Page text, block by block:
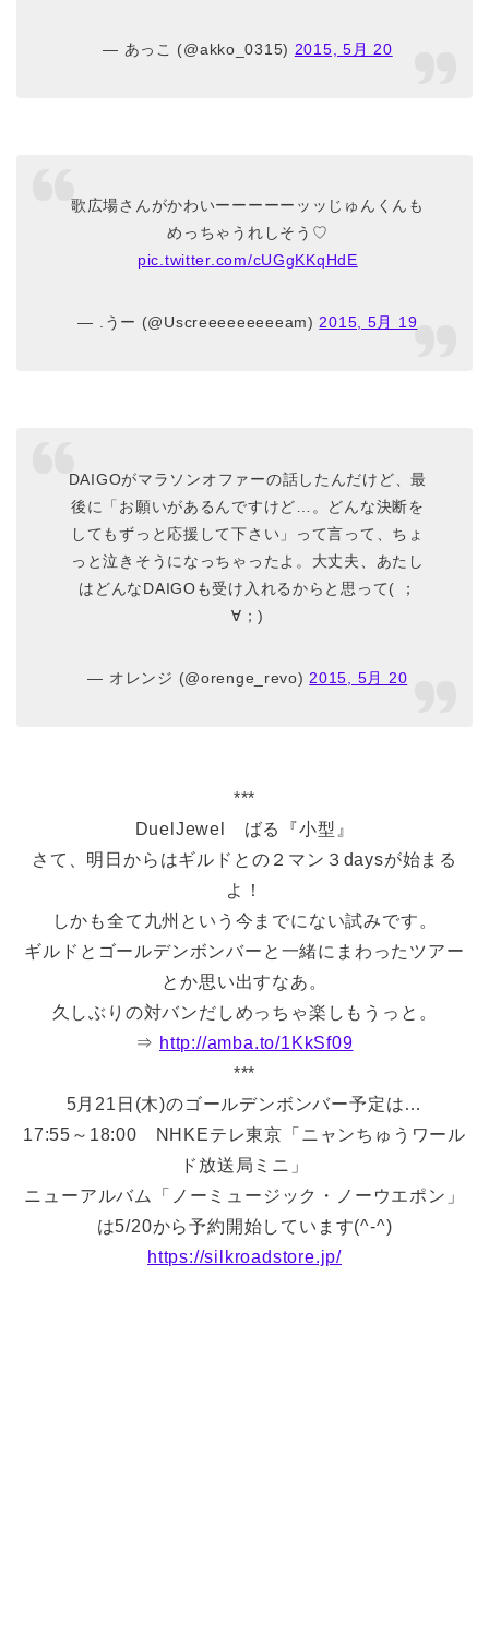
— あっこ (@akko_0315) 2015, 5月 20
歌広場さんがかわいーーーーーッッじゅんくんも
めっちゃうれしそう♡
pic.twitter.com/cUGgKKqHdE
— .うー (@Uscreeeeeeeeeam)2015, 5月 19
DAIGOがマラソンオファーの話したんだけど、最
後に「お願いがあるんですけど…。どんな決断を
してもずっと応援して下さい」って言って、ちょ
っと泣きそうになっちゃったよ。大丈夫、あたし
はどんなDAIGOも受け入れるからと思って( ；
∀；)
— オレンジ (@orenge_revo) 2015, 5月 20
***
DuelJewel ばる『小型』
さて、明日からはギルドとの２マン３daysが始まる
よ！
しかも全て九州という今までにない試みです。
ギルドとゴールデンボンバーと一緒にまわったツアー
とか思い出すなあ。
久しぶりの対バンだしめっちゃ楽しもうっと。
⇒ http://amba.to/1KkSf09
***
5月21日(木)のゴールデンボンバー予定は…
17:55～18:00 NHKEテレ東京「ニャンちゅうワール
ド放送局ミニ」
ニューアルバム「ノーミュージック・ノーウエポン」
は5/20から予約開始しています(^-^)
https://silkroadstore.jp/